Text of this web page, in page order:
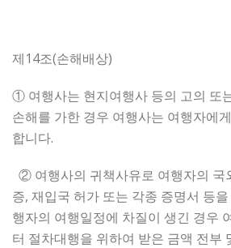
제14조(손해배상)
① 여행사는 현지여행사 등의 고의 또
손해를 가한 경우 여행사는 여행자에
합니다.
② 여행사의 귀책사유로 여행자의 국
증, 재입국 허가 또는 각종 증명서 등
행자의 여행일정에 차질이 생긴 경우
터 절차대행을 위하여 받은 금액 전부